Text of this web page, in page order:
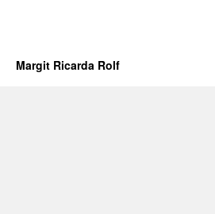
Margit Ricarda Rolf